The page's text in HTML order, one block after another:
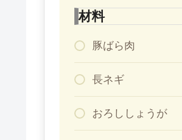
材料
豚ばら肉
長ネギ
おろししょう